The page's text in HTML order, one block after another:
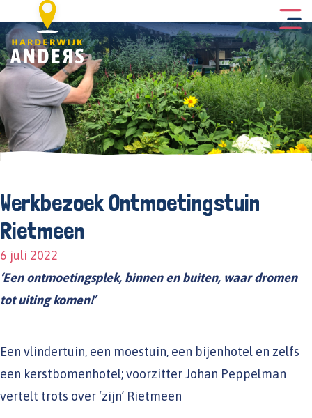
Werkbezoek Ontmoetingstuin
Rietmeen
6 juli 2022
‘Een ontmoetingsplek, binnen en buiten, waar dromen
tot uiting komen!’
Een vlindertuin, een moestuin, een bijenhotel en zelfs
een kerstbomenhotel; voorzitter Johan Peppelman
vertelt trots over ‘zijn’ Rietmeen